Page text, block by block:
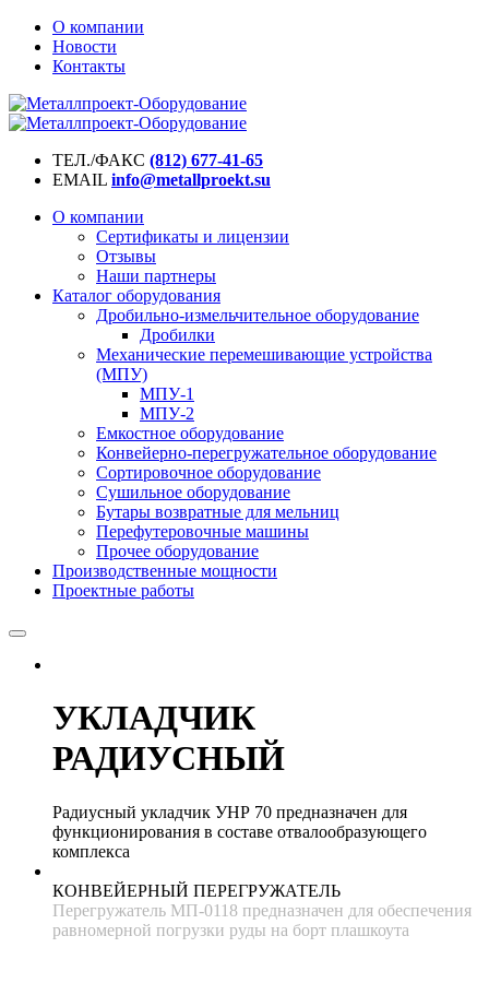
О компании
Новости
Контакты
ТЕЛ./ФАКС (812) 677-41-65
EMAIL info@metallproekt.su
О компании
Сертификаты и лицензии
Отзывы
Наши партнеры
Каталог оборудования
Дробильно-измельчительное оборудование
Дробилки
Механические перемешивающие устройства
(МПУ)
МПУ-1
МПУ-2
Емкостное оборудование
Конвейерно-перегружательное оборудование
Сортировочное оборудование
Сушильное оборудование
Бутары возвратные для мельниц
Перефутеровочные машины
Прочее оборудование
Производственные мощности
Проектные работы
УКЛАДЧИК
РАДИУСНЫЙ
Радиусный укладчик УНР 70 предназначен для
функционирования в составе отвалообразующего
комплекса
КОНВЕЙЕРНЫЙ ПЕРЕГРУЖАТЕЛЬ
Перегружатель МП-0118 предназначен для обеспечения
равномерной погрузки руды на борт плашкоута